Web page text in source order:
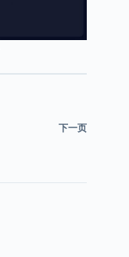
下一页